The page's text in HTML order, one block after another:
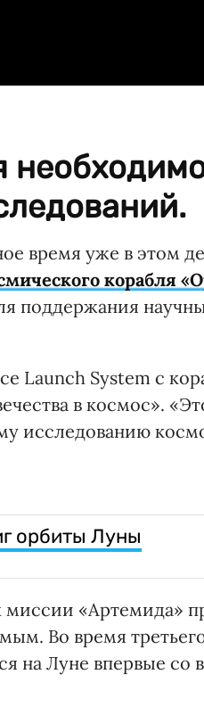
время уже в этом
корабля
поддержания
Launch System с
в космос».
исследованию
орбиты Луны
миссии «Артемида»
Во время
на Луне впервые со